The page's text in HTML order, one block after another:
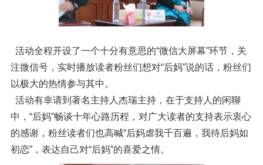
活动全程开设了一个十分有意思的“微信大屏幕”环节，关
注微信号，实时播放读者粉丝们想对“后妈”说的话，粉丝们
以极大的热情参与其中。
活动有幸请到著名主持人杰瑞主持，在于支持人的闲聊
中，“后妈”畅谈十年心路历程，对广大读者的支持表示衷心
的感谢，粉丝读者们也高喊“后妈虐我千百遍，我待后妈如
初恋”，表达自己对“后妈”的喜爱之情。